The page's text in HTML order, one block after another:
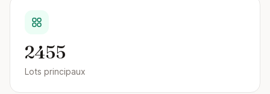
2455
Lots principaux